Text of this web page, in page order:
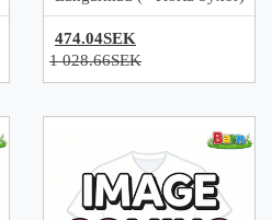
474.04SEK
1 028.66SEK